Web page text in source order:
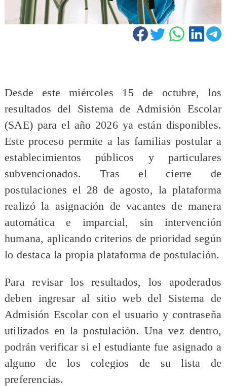
Desde este miércoles 15 de octubre, los
resultados del Sistema de Admisión Escolar
(SAE) para el año 2026 ya están disponibles.
Este proceso permite a las familias postular a
establecimientos públicos y particulares
subvencionados. Tras el cierre de
postulaciones el 28 de agosto, la plataforma
realizó la asignación de vacantes de manera
automática e imparcial, sin intervención
humana, aplicando criterios de prioridad según
lo destaca la propia plataforma de postulación.
Para revisar los resultados, los apoderados
deben ingresar al sitio web del Sistema de
Admisión Escolar con el usuario y contraseña
utilizados en la postulación. Una vez dentro,
podrán verificar si el estudiante fue asignado a
alguno de los colegios de su lista de
preferencias.